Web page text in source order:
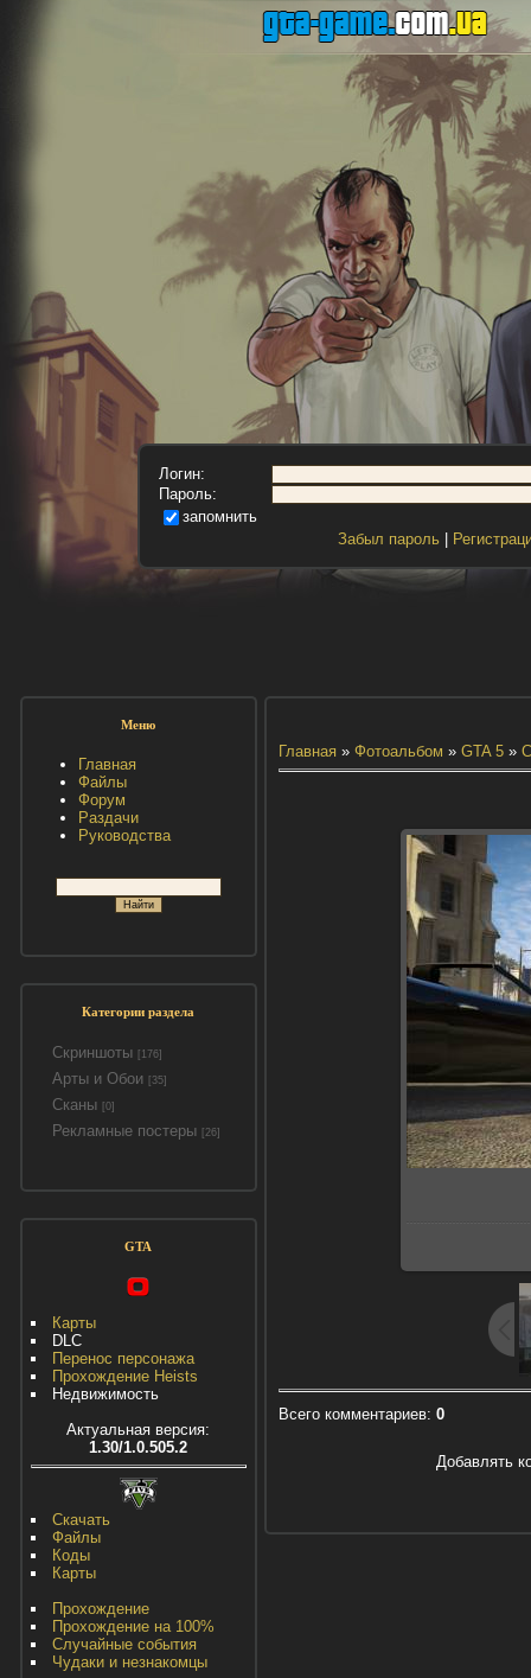
Логин:
Пароль:
запомнить
Забыл пароль|
Меню
Главная
Файлы
Форум
Раздачи
Руководства
Категории раздела
Скриншоты [176]
Арты и Обои [35]
Сканы [0]
Рекламные постеры [26]
GTA
Карты
DLC
Перенос персонажа
Прохождение Heists
Недвижимость
Актуальная версия:
1.30/1.0.505.2
Скачать
Файлы
Коды
Карты
Прохождение
Прохождение на 100%
Случайные события
Чудаки и незнакомцы
Главная» Фотоальбом » GTA 5»
Всего комментариев: 0
Добавлять